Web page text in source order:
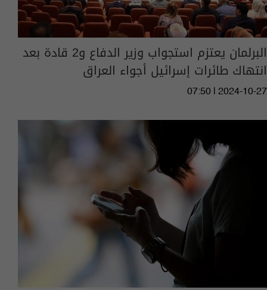
البرلمان يعتزم استجواب وزير الدفاع و2 قادة بعد
انتهاك طائرات إسرائيل أجواء العراق
07:50 | 2024-10-27